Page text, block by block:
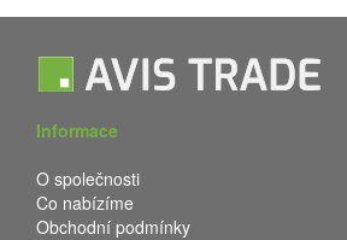
Informace
O společnosti
Co nabízíme
Obchodní podmínky